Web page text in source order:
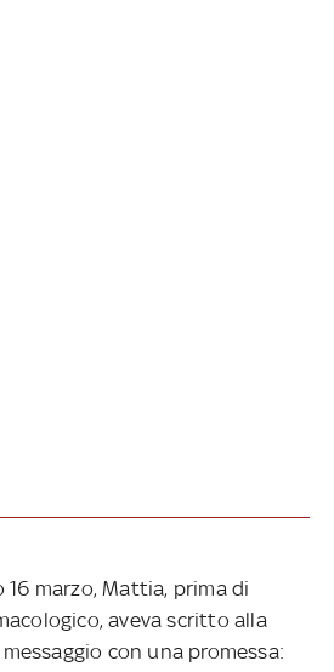
16 marzo, Mattia, prima di
aveva scritto alla
con una promessa: